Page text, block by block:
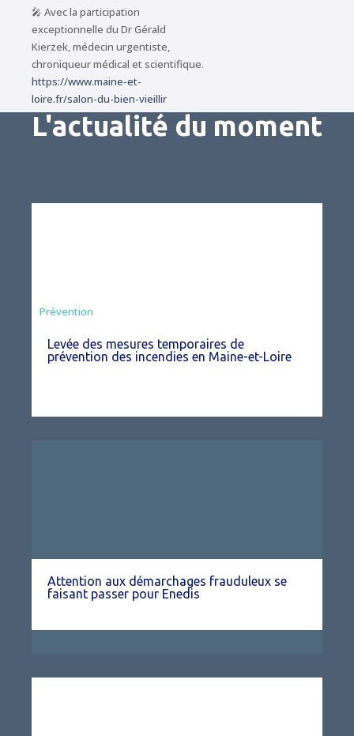
🎤 Avec la participation
exceptionnelle du Dr Gérald
Kierzek, médecin urgentiste,
chroniqueur médical et scientifique.
https://www.maine-et-
loire.fr/salon-du-bien-vieillir
L'actualité du moment
Préfecture
Prévention
Levée des mesures temporaires de
prévention des incendies en Maine-et-Loire
Attention aux démarchages frauduleux se
faisant passer pour Enedis